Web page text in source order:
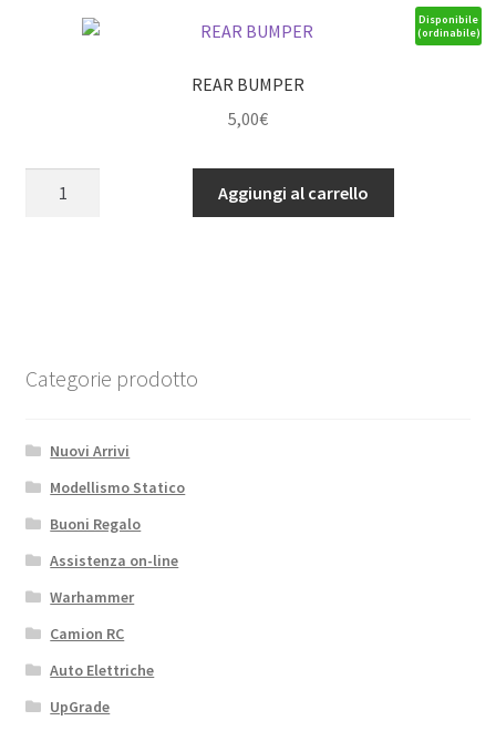
quantità
Disponibile
(ordinabile)
REAR BUMPER
5,00€
Aggiungi al carrello
Categorie prodotto
Nuovi Arrivi
Modellismo Statico
Buoni Regalo
Assistenza on-line
Warhammer
Camion RC
Auto Elettriche
UpGrade